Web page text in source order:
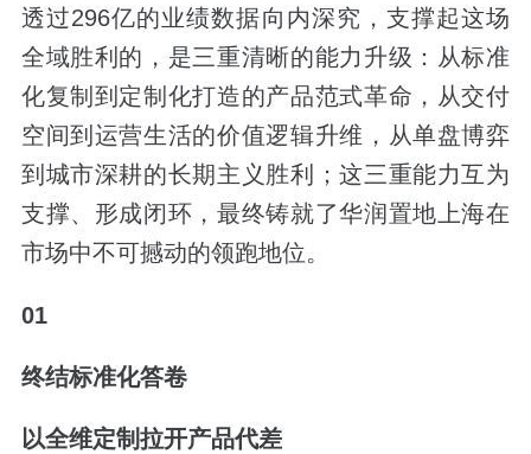
透过296亿的业绩数据向内深究，支撑起这场
全域胜利的，是三重清晰的能力升级：从标准
化复制到定制化打造的产品范式革命，从交付
空间到运营生活的价值逻辑升维，从单盘博弈
到城市深耕的长期主义胜利；这三重能力互为
支撑、形成闭环，最终铸就了华润置地上海在
市场中不可撼动的领跑地位。
01
终结标准化答卷
以全维定制拉开产品代差